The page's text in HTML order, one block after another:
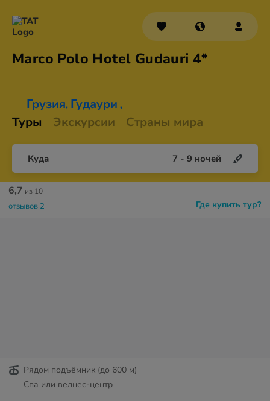
Marco Polo Hotel Gudauri 4*
Грузия, Гудаури ,
Туры Экскурсии Страны мира
Куда 7 - 9 ночей
Где купить тур?
6,7 из 10
отзывов 2
Рядом подъёмник (до 600 м)
Спа или велнес-центр